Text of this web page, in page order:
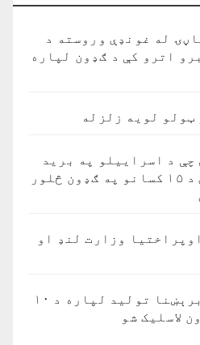
له غونډې وروسته د
اترو کې د ګډون لپاره
ټولو لویه زلزله
د اسراییلو په برید
کې په روغتون باندې د ۱۵ کسانو په ګډون څلور
وزارت لنډ او
د ۱۰ زره میګاواټه برېښنا تولید لپاره د ۱۰
لاسلیک شو